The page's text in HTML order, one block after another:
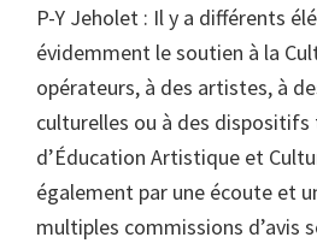
P-Y Jeholet : Il y a différents
évidemment le soutien à la
opérateurs, à des artistes, à
culturelles ou à des dispositifs
d’Éducation Artistique et
également par une écoute et
multiples commissions d’avis